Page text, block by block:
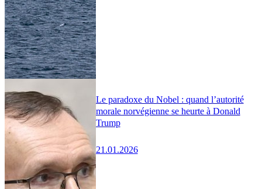
Le paradoxe du Nobel : quand l’autorité
morale norvégienne se heurte à Donald
Trump
21.01.2026